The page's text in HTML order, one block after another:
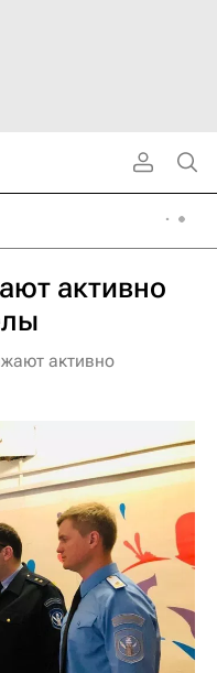
активно
активно